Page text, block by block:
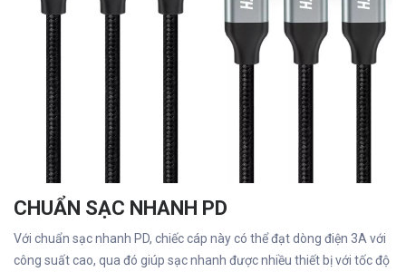
CHUẨN SẠC NHANH PD
Với chuẩn sạc nhanh PD, chiếc cáp này có thể đạt dòng điện 3A với
công suất cao, qua đó giúp sạc nhanh được nhiều thiết bị với tốc độ